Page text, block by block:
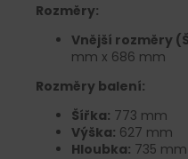
Rozměry:
Vnější rozměry (Š
mm x 686 mm
Rozměry balení:
Šířka: 773 mm
Výška: 627 mm
Hloubka: 735 mm